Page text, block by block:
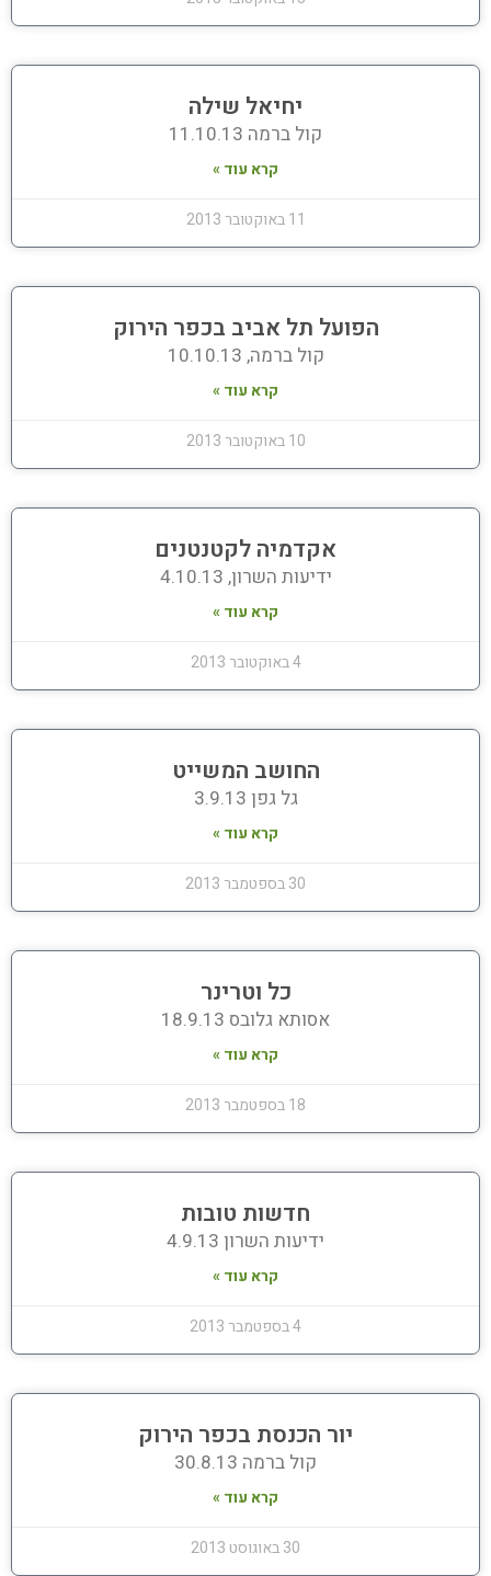
יחיאל שילה
קול ברמה 11.10.13
קרא עוד »
11 באוקטובר 2013
הפועל תל אביב בכפר הירוק
קול ברמה, 10.10.13
קרא עוד »
10 באוקטובר 2013
אקדמיה לקטנטנים
ידיעות השרון, 4.10.13
קרא עוד »
4 באוקטובר 2013
החושב המשייט
גל גפן 3.9.13
קרא עוד »
30 בספטמבר 2013
כל וטרינר
אסותא גלובס 18.9.13
קרא עוד »
18 בספטמבר 2013
חדשות טובות
ידיעות השרון 4.9.13
קרא עוד »
4 בספטמבר 2013
יור הכנסת בכפר הירוק
קול ברמה 30.8.13
קרא עוד »
30 באוגוסט 2013